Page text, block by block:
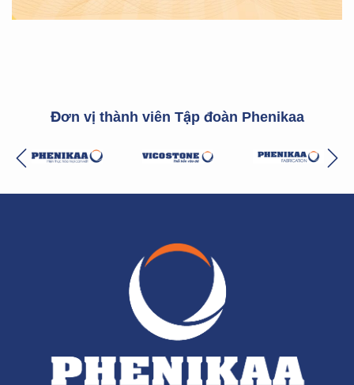
Đơn vị thành viên Tập đoàn Phenikaa